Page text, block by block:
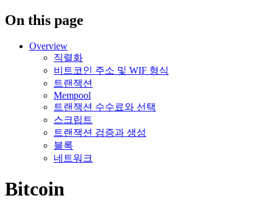
On this page
Overview
직렬화
비트코인 주소 및 WIF 형식
트랜잭션
Mempool
트랜잭션 수수료와 선택
스크립트
트랜잭션 검증과 생성
블록
네트워크
Bitcoin